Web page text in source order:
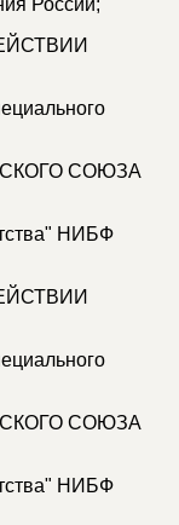
России;
СОЮЗА
НИБФ
СОЮЗА
НИБФ